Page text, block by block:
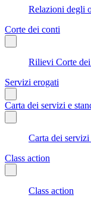
Relazioni degli
Corte dei conti
Rilievi Corte
Servizi erogati
Carta dei servizi e
Carta dei
Class action
Class action